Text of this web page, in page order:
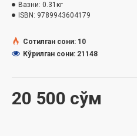
20 500 сўм
Вазни: 0.31кг
ISBN: 9789943604179
Сотилган сони: 10
Кўрилган сони: 21148